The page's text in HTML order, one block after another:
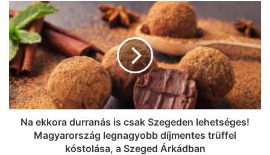
Na ekkora durranás is csak Szegeden lehetséges!
Magyarország legnagyobb díjmentes trüffel
kóstolása, a Szeged Árkádban